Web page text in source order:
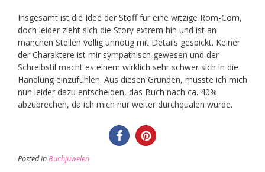
Insgesamt ist die Idee der Stoff für eine witzige Rom-Com,
doch leider zieht sich die Story extrem hin und ist an
manchen Stellen völlig unnötig mit Details gespickt. Keiner
der Charaktere ist mir sympathisch gewesen und der
Schreibstil macht es einem wirklich sehr schwer sich in die
Handlung einzufühlen. Aus diesen Gründen, musste ich mich
nun leider dazu entscheiden, das Buch nach ca. 40%
abzubrechen, da ich mich nur weiter durchquälen würde.
Posted inBuchjuwelen